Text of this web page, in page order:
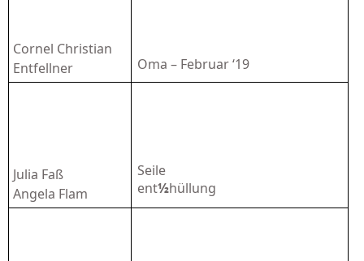
Cornel Christian
Entfellner
Oma – Februar ‘19
Julia Faß
Angela Flam
Seile
ent½hüllung